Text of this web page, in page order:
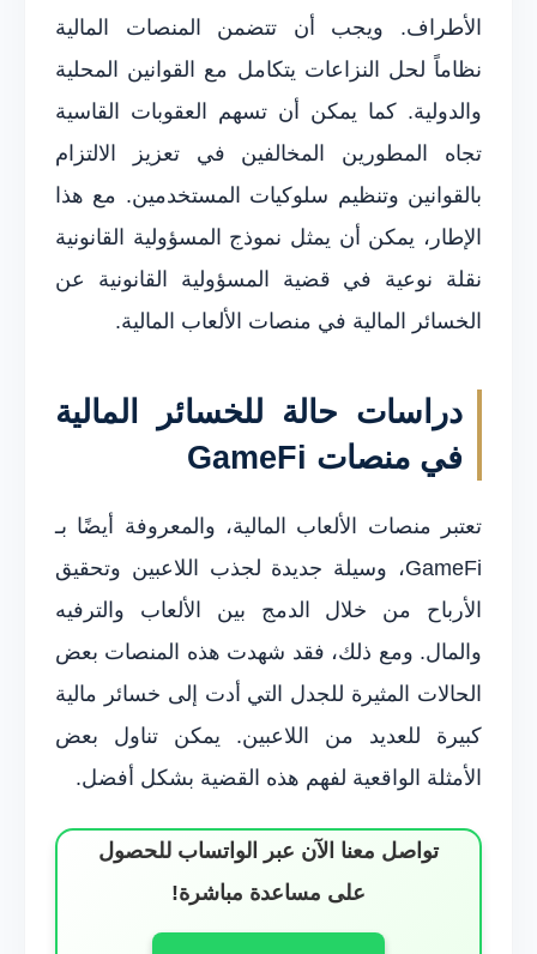
الأطراف. ويجب أن تتضمن المنصات المالية
نظاماً لحل النزاعات يتكامل مع القوانين المحلية
والدولية. كما يمكن أن تسهم العقوبات القاسية
تجاه المطورين المخالفين في تعزيز الالتزام
بالقوانين وتنظيم سلوكيات المستخدمين. مع هذا
الإطار، يمكن أن يمثل نموذج المسؤولية القانونية
نقلة نوعية في قضية المسؤولية القانونية عن
الخسائر المالية في منصات الألعاب المالية.
دراسات حالة للخسائر المالية
في منصات GameFi
تعتبر منصات الألعاب المالية، والمعروفة أيضًا بـ
GameFi، وسيلة جديدة لجذب اللاعبين وتحقيق
الأرباح من خلال الدمج بين الألعاب والترفيه
والمال. ومع ذلك، فقد شهدت هذه المنصات بعض
الحالات المثيرة للجدل التي أدت إلى خسائر مالية
كبيرة للعديد من اللاعبين. يمكن تناول بعض
الأمثلة الواقعية لفهم هذه القضية بشكل أفضل.
تواصل معنا الآن عبر الواتساب للحصول
على مساعدة مباشرة!